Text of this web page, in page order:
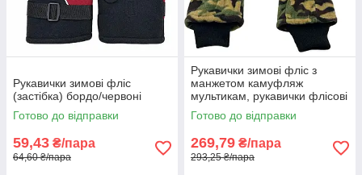
Рукавички зимові фліс
(застібка) бордо/червоні
Готово до відправки
59,43 ₴/пара
64,60 ₴/пара
Рукавички зимові фліс з
манжетом камуфляж
мультикам, рукавички флісові
чоловічі, зимові рукавички
для туризму
Готово до відправки
269,79 ₴/пара
293,25 ₴/пара